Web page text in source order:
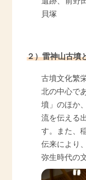
貝塚
２）雷神山古墳
古墳文化繁
北の中心で
墳」のほか
流を伝える
す。また、
伝来により
弥生時代の